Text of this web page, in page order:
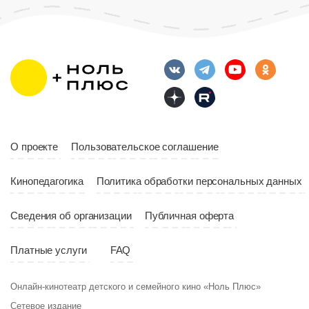
2026
О проекте Пользовательское соглашение
Кинопедагогика Политика обработки персональных данных
Сведения об организации Публичная оферта
Платные услуги FAQ
Онлайн-кинотеатр детского и семейного кино «Ноль Плюс»
Сетевое издание